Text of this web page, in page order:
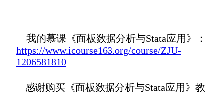
我的慕课《面板数据分析与Stata应用》：
https://www.icourse163.org/course/ZJU-
1206581810
感谢购买《面板数据分析与Stata应用》教